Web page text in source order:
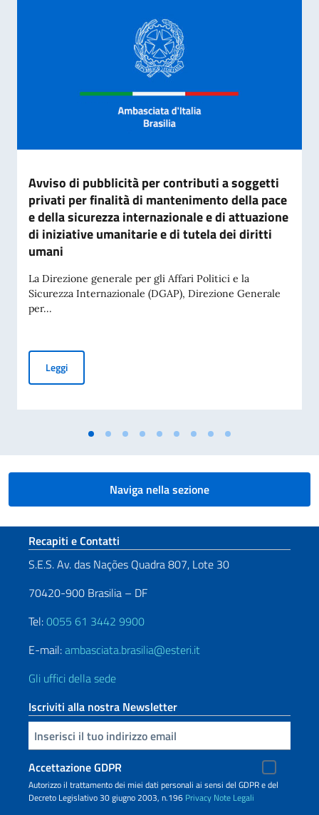
Avviso di pubblicità per contributi a soggetti
privati per finalità di mantenimento della pace
e della sicurezza internazionale e di attuazione
di iniziative umanitarie e di tutela dei diritti
umani
La Direzione generale per gli Affari Politici e la
Sicurezza Internazionale (DGAP), Direzione Generale
per...
LeggiAvviso di pubblicità per contributi a soggetti privati per
Naviga nella sezione
Sezione footer
Recapiti e Contatti
S.E.S. Av. das Nações Quadra 807, Lote 30
70420-900 Brasilia – DF
Tel:0055 61 3442 9900
E-mail:ambasciata.brasilia@esteri.it
Gli uffici della sede
Iscriviti alla nostra Newsletter
Inserisci la tua email
Accettazione GDPR
Autorizzo il trattamento dei miei dati personali ai sensi del GDPR e del
Decreto Legislativo 30 giugno 2003, n.196 Privacy Note Legali